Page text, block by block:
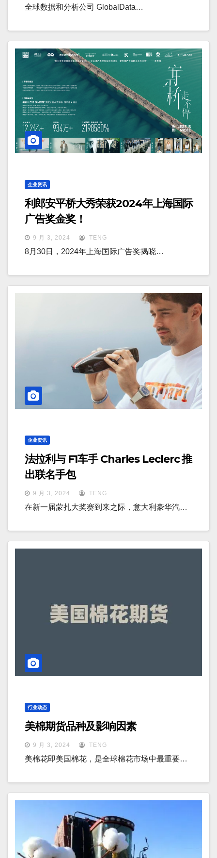
全球数据和分析公司 GlobalData…
企业资讯
利郎安平桥大秀荣获2024年上海国际
广告奖金奖！
9 月 3, 2024 TENG
8月30日，2024年上海国际广告奖揭晓…
企业资讯
法拉利与 F1车手 Charles Leclerc 推
出联名手包
9 月 3, 2024 TENG
在新一届蒙扎大奖赛到来之际，意大利豪华汽…
行业动态
美棉期货品种及影响因素
9 月 3, 2024 TENG
美棉花即美国棉花，是全球棉花市场中最重要…